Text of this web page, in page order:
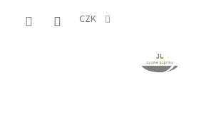
CZK